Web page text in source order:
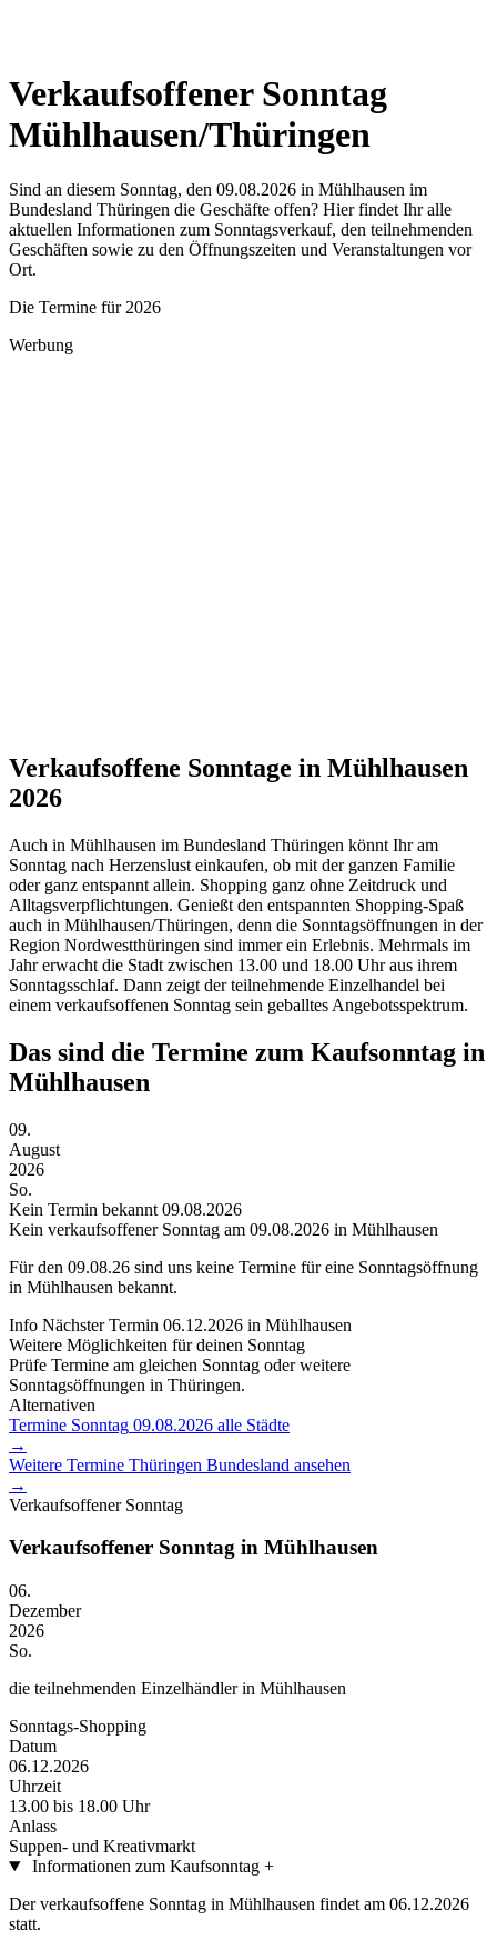
Verkaufsoffener Sonntag
Mühlhausen/Thüringen
Sind an diesem Sonntag, den 09.08.2026 in Mühlhausen im
Bundesland Thüringen die Geschäfte offen? Hier findet Ihr alle
aktuellen Informationen zum Sonntagsverkauf, den teilnehmenden
Geschäften sowie zu den Öffnungszeiten und Veranstaltungen vor
Ort.
Die Termine für 2026
Werbung
Verkaufsoffene Sonntage in Mühlhausen
2026
Auch in Mühlhausen im Bundesland Thüringen könnt Ihr am
Sonntag nach Herzenslust einkaufen, ob mit der ganzen Familie
oder ganz entspannt allein. Shopping ganz ohne Zeitdruck und
Alltagsverpflichtungen. Genießt den entspannten Shopping-Spaß
auch in Mühlhausen/Thüringen, denn die Sonntagsöffnungen in der
Region Nordwestthüringen sind immer ein Erlebnis. Mehrmals im
Jahr erwacht die Stadt zwischen 13.00 und 18.00 Uhr aus ihrem
Sonntagsschlaf. Dann zeigt der teilnehmende Einzelhandel bei
einem verkaufsoffenen Sonntag sein geballtes Angebotsspektrum.
Das sind die Termine zum Kaufsonntag in
Mühlhausen
09.
August
2026
So.
Kein Termin bekannt 09.08.2026
Kein verkaufsoffener Sonntag am 09.08.2026 in Mühlhausen
Für den 09.08.26 sind uns keine Termine für eine Sonntagsöffnung
in Mühlhausen bekannt.
Info Nächster Termin 06.12.2026 in Mühlhausen
Weitere Möglichkeiten für deinen Sonntag
Prüfe Termine am gleichen Sonntag oder weitere
Sonntagsöffnungen in Thüringen.
Alternativen
Termine Sonntag 09.08.2026 alle Städte
→
Weitere Termine Thüringen Bundesland ansehen
→
Verkaufsoffener Sonntag
Verkaufsoffener Sonntag in Mühlhausen
06.
Dezember
2026
So.
die teilnehmenden Einzelhändler in Mühlhausen
Sonntags-Shopping
Datum
06.12.2026
Uhrzeit
13.00 bis 18.00 Uhr
Anlass
Suppen- und Kreativmarkt
Informationen zum Kaufsonntag +
Der verkaufsoffene Sonntag in Mühlhausen findet am 06.12.2026
statt.